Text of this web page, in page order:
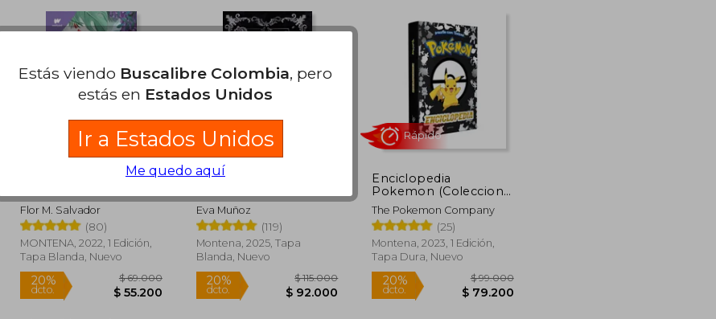
$ 69.000
$ 55.200 $ 63.200
45%
dcto.
Boulevard (Libro 1)
Flor M. Salvador
(80)
MONTENA, 2022, 1 Edición,
Tapa Blanda, Nuevo
BOSS (Dominio 1)
Eva Muñoz
(119)
Montena, 2025, Tapa
Blanda, Nuevo
Enciclopedia
Pokemon (Coleccion
Pokemon)
The Pokemon Company
(25)
Montena, 2023, 1 Edición,
Tapa Dura, Nuevo
Estás viendo Buscalibre Colombia, pero
estás en Estados Unidos
Ir a Estados Unidos
Me quedo aquí